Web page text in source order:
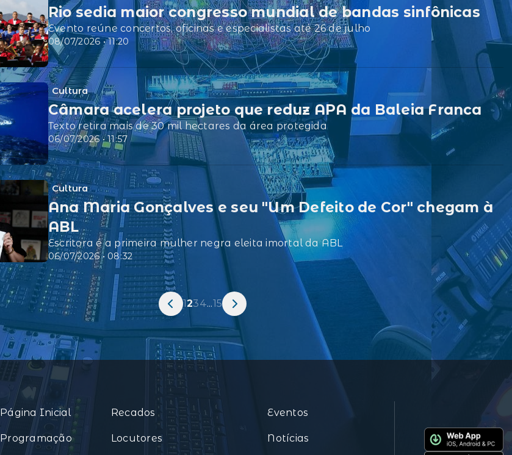
08/07/2026 • 11:20
Rio sedia maior congresso mundial de bandas sinfônicas
Evento reúne concertos, oficinas e especialistas até 26 de julho
Cultura
06/07/2026 • 11:57
Câmara acelera projeto que reduz APA da Baleia Franca
Texto retira mais de 30 mil hectares da área protegida
Cultura
06/07/2026 • 08:32
Ana Maria Gonçalves e seu "Um Defeito de Cor" chegam à
ABL
Escritora é a primeira mulher negra eleita imortal da ABL
1234...15
Página Inicial
Programação
Recados
Locutores
Eventos
Notícias